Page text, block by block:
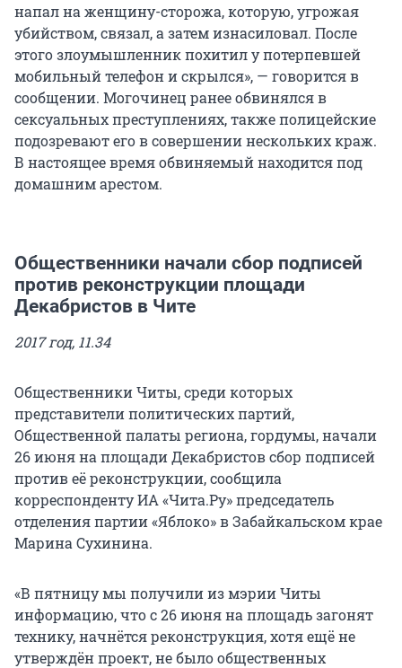
напал на женщину-сторожа, которую, угрожая
убийством, связал, а затем изнасиловал. После
этого злоумышленник похитил у потерпевшей
мобильный телефон и скрылся», — говорится в
сообщении. Могочинец ранее обвинялся в
сексуальных преступлениях, также полицейские
подозревают его в совершении нескольких краж.
В настоящее время обвиняемый находится под
домашним арестом.
Общественники начали сбор подписей
против реконструкции площади
Декабристов в Чите
2017 год, 11.34
Общественники Читы, среди которых
представители политических партий,
Общественной палаты региона, гордумы, начали
26 июня на площади Декабристов сбор подписей
против её реконструкции, сообщила
корреспонденту ИА «Чита.Ру» председатель
отделения партии «Яблоко» в Забайкальском крае
Марина Сухинина.
«В пятницу мы получили из мэрии Читы
информацию, что с 26 июня на площадь загонят
технику, начнётся реконструкция, хотя ещё не
утверждён проект, не было общественных